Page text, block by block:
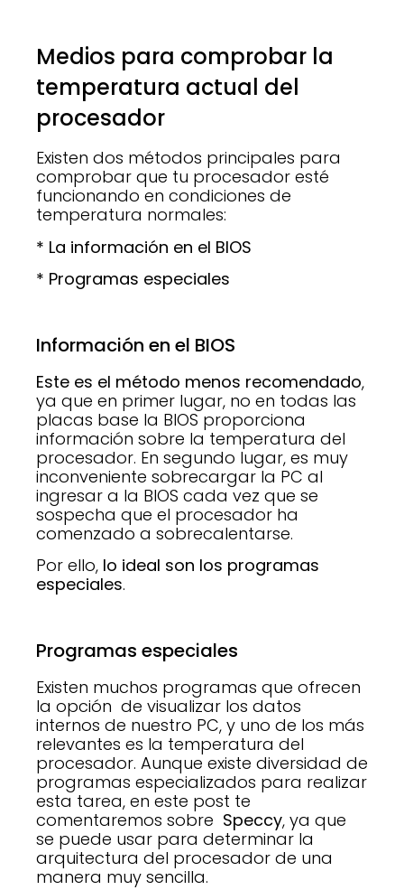
Medios para comprobar la
temperatura actual del
procesador
Existen dos métodos principales para
comprobar que tu procesador esté
funcionando en condiciones de
temperatura normales:
* La información en el BIOS
* Programas especiales
Información en el BIOS
Este es el método menos recomendado,
ya que en primer lugar, no en todas las
placas base la BIOS proporciona
información sobre la temperatura del
procesador. En segundo lugar, es muy
inconveniente sobrecargar la PC al
ingresar a la BIOS cada vez que se
sospecha que el procesador ha
comenzado a sobrecalentarse.
Por ello, lo ideal son los programas
especiales.
Programas especiales
Existen muchos programas que ofrecen
la opción de visualizar los datos
internos de nuestro PC, y uno de los más
relevantes es la temperatura del
procesador. Aunque existe diversidad de
programas especializados para realizar
esta tarea, en este post te
comentaremos sobre Speccy, ya que
se puede usar para determinar la
arquitectura del procesador de una
manera muy sencilla.